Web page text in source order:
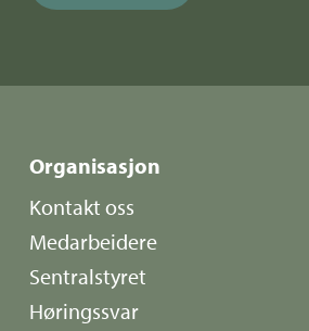
Organisasjon
Kontakt oss
Medarbeidere
Sentralstyret
Høringssvar